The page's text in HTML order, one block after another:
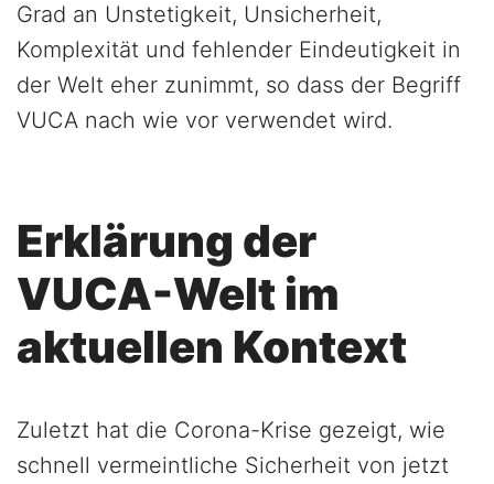
Grad an Unstetigkeit, Unsicherheit,
Komplexität und fehlender Eindeutigkeit in
der Welt eher zunimmt, so dass der Begriff
VUCA nach wie vor verwendet wird.
Erklärung der
VUCA-Welt im
aktuellen Kontext
Zuletzt hat die Corona-Krise gezeigt, wie
schnell vermeintliche Sicherheit von jetzt